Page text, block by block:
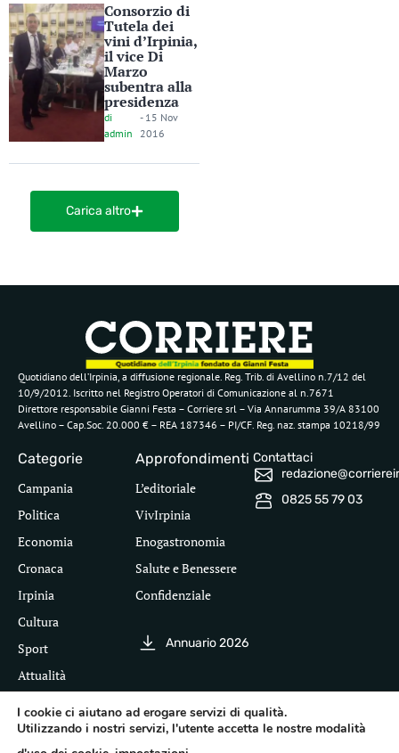
Consorzio di
Tutela dei
vini d’Irpinia,
il vice Di
Marzo
subentra alla
presidenza
di
admin
- 15 Nov
2016
Carica altro
Quotidiano dell’Irpinia, a diffusione regionale. Reg. Trib. di Avellino n.7/12 del
10/9/2012. Iscritto nel Registro Operatori di Comunicazione al n.7671
Direttore responsabile Gianni Festa – Corriere srl – Via Annarumma 39/A 83100
Avellino – Cap.Soc. 20.000 € – REA 187346 – PI/CF. Reg. naz. stampa 10218/99
Categorie
Campania
Politica
Economia
Cronaca
Irpinia
Cultura
Sport
Attualità
Approfondimenti
L’editoriale
VivIrpinia
Enogastronomia
Salute e Benessere
Confidenziale
Annuario 2026
Contattaci
0825 55 79 03
I cookie ci aiutano ad erogare servizi di qualità.
Utilizzando i nostri servizi, l'utente accetta le nostre modalità